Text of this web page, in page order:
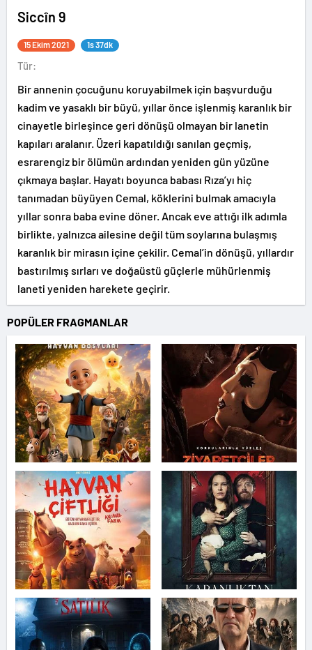
Siccîn 9
15 Ekim 2021 1s 37dk
Tür:
Bir annenin çocuğunu koruyabilmek için başvurduğu
kadim ve yasaklı bir büyü, yıllar önce işlenmiş karanlık bir
cinayetle birleşince geri dönüşü olmayan bir lanetin
kapıları aralanır. Üzeri kapatıldığı sanılan geçmiş,
esrarengiz bir ölümün ardından yeniden gün yüzüne
çıkmaya başlar. Hayatı boyunca babası Rıza’yı hiç
tanımadan büyüyen Cemal, köklerini bulmak amacıyla
yıllar sonra baba evine döner. Ancak eve attığı ilk adımla
birlikte, yalnızca ailesine değil tüm soylarına bulaşmış
karanlık bir mirasın içine çekilir. Cemal’in dönüşü, yıllardır
bastırılmış sırları ve doğaüstü güçlerle mühürlenmiş
laneti yeniden harekete geçirir.
POPÜLER FRAGMANLAR